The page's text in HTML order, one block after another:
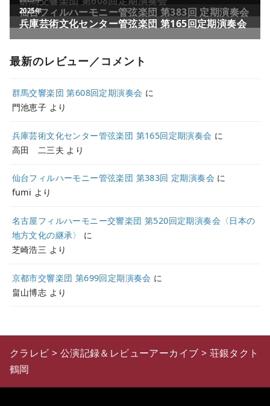
仙台フィルハーモニー管弦楽団 第383回 定期演奏会
2025年
兵庫芸術文化センター管弦楽団 第165回定期演奏会
最新のレビュー／コメント
群馬交響楽団 第608回定期演奏会 に
門池恵子 より
兵庫芸術文化センター管弦楽団 第165回定期演奏会 に
高田 二三夫 より
仙台フィルハーモニー管弦楽団 第383回 定期演奏会 に
fumi より
名古屋フィルハーモニー交響楽団 第520回定期演奏会〈日本の
地方文化の継承〉
に
芝崎浩三 より
京都市交響楽団 第699回定期演奏会 に
畠山博志 より
クラレビ > 公演記録＆レビューアーカイブ > 荘銀タクト
鶴岡